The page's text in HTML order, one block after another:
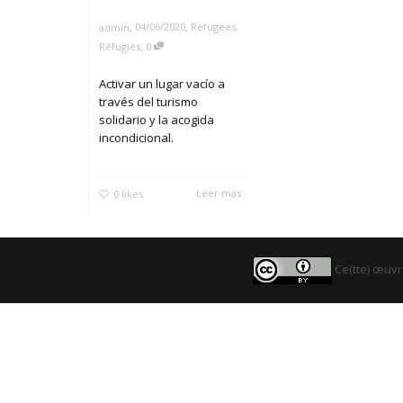
admin, 04/06/2020, Refugees,
Réfugiés, 0
Activar un lugar vacío a
través del turismo
solidario y la acogida
incondicional.
0 likes Leer más
Ce(tte)